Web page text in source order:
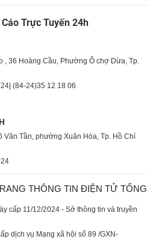
Trực Tuyến 24h
, 36 Hoàng Cầu, Phường Ô chợ Dừa, Tp.
| (84-24)35 12 18 06
Văn Tần, phường Xuân Hòa, Tp. Hồ Chí
THÔNG TIN ĐIỆN TỬ TỔNG
cấp 11/12/2024 - Sở thông tin và truyền
dịch vụ Mạng xã hội số 89 /GXN-